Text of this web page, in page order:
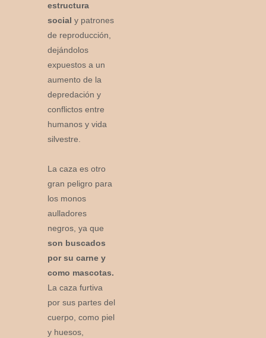
estructura
social y patrones
de reproducción,
dejándolos
expuestos a un
aumento de la
depredación y
conflictos entre
humanos y vida
silvestre.
La caza es otro
gran peligro para
los monos
aulladores
negros, ya que
son buscados
por su carne y
como mascotas.
La caza furtiva
por sus partes del
cuerpo, como piel
y huesos,